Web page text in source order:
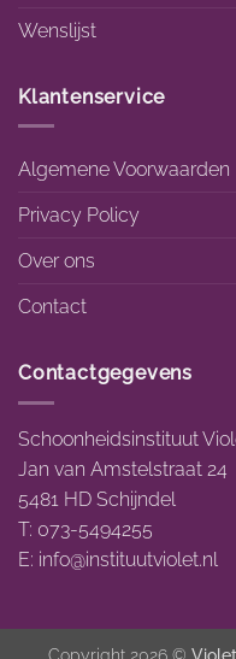
Wenslijst
Klantenservice
Algemene Voorwaarden
Privacy Policy
Over ons
Contact
Contactgegevens
Schoonheidsinstituut
Jan van Amstelstraat 24
5481 HD Schijndel
T: 073-5494255
E: info@instituutviolet.nl
Copyright 2026 ©